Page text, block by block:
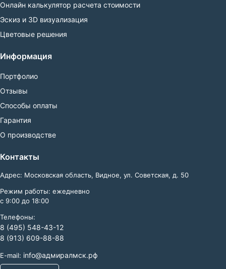
Онлайн калькулятор расчета стоимости
Эскиз и 3D визуализация
Цветовые решения
Информация
Портфолио
Отзывы
Способы оплаты
Гарантия
О производстве
Контакты
Адрес: Московская область, Видное, ул. Советская, д. 50
Режим работы: ежедневно
с 9:00 до 18:00
Телефоны:
8 (495) 548-43-12
8 (913) 609-88-88
E-mail: info@адмиралмск.рф